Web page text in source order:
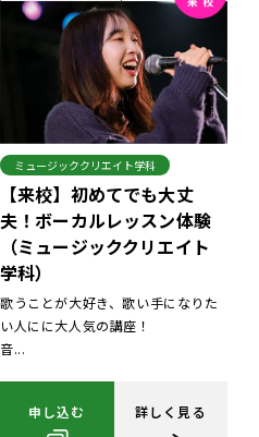
ミュージッククリエイト学科
【来校】初めてでも大丈
夫！ボーカルレッスン体験
（ミュージッククリエイト
学科）
歌うことが大好き、歌い手になりた
い人にに大人気の講座！
音...
申し込む 詳しく見る